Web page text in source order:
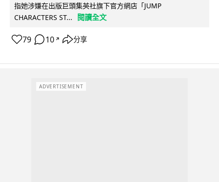
指她涉嫌在出版巨頭集英社旗下官方網店「JUMP
CHARACTERS ST...
閱讀全文
79 10 ↗ 分享
ADVERTISEMENT